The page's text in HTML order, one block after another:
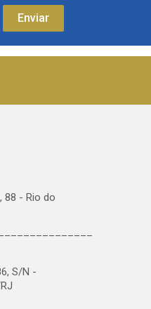
88 - Rio do
S/N -